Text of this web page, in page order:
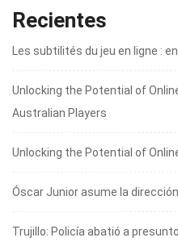
Recientes
Les subtilités du jeu en ligne :
Unlocking the Potential of
Australian Players
Unlocking the Potential of
Óscar Junior asume la
Trujillo: Policía abatió a